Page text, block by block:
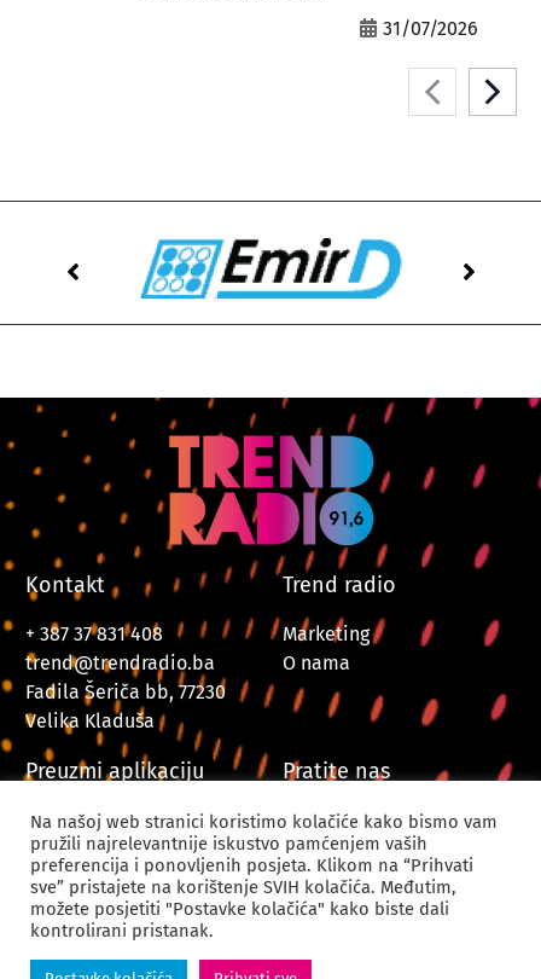
31/07/2026
Kontakt
+ 387 37 831 408
trend@trendradio.ba
Fadila Šeriča bb, 77230
Velika Kladuša
Trend radio
Marketing
O nama
Preuzmi aplikaciju Pratite nas
© 2024. Trend Radio Velika Kladuša. Sva prava zadržana.
Na našoj web stranici koristimo kolačiće kako bismo vam
pružili najrelevantnije iskustvo pamćenjem vaših
preferencija i ponovljenih posjeta. Klikom na “Prihvati
sve” pristajete na korištenje SVIH kolačića. Međutim,
možete posjetiti "Postavke kolačića" kako biste dali
kontrolirani pristanak.